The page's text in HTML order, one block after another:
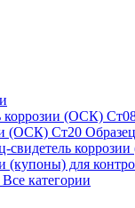
коррозии (ОСК)
(ОСК) Ст20
свидетель
(купоны) для
Все категории